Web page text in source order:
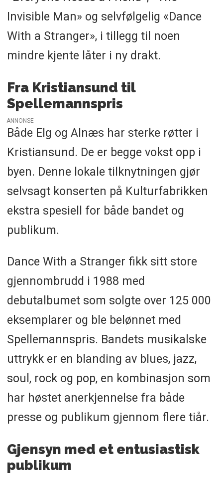
Invisible Man» og selvfølgelig «Dance
With a Stranger», i tillegg til noen
mindre kjente låter i ny drakt.
Fra Kristiansund til
Spellemannspris
ANNONSE
Både Elg og Alnæs har sterke røtter i
Kristiansund. De er begge vokst opp i
byen. Denne lokale tilknytningen gjør
selvsagt konserten på Kulturfabrikken
ekstra spesiell for både bandet og
publikum.
Dance With a Stranger fikk sitt store
gjennombrudd i 1988 med
debutalbumet som solgte over 125 000
eksemplarer og ble belønnet med
Spellemannspris. Bandets musikalske
uttrykk er en blanding av blues, jazz,
soul, rock og pop, en kombinasjon som
har høstet anerkjennelse fra både
presse og publikum gjennom flere tiår.
Gjensyn med et entusiastisk
publikum